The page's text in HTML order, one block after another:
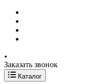
Заказать звонок
Каталог